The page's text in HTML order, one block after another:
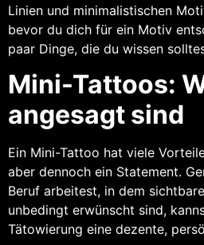
Linien und minimalistischen
bevor du dich für ein Motiv
paar Dinge, die du wissen
Mini-Tattoos:
angesagt sind
Ein Mini-Tattoo hat viele
aber dennoch ein Statement.
Beruf arbeitest, in dem
unbedingt erwünscht sind,
Tätowierung eine dezente,